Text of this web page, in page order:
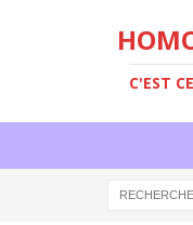
C'EST